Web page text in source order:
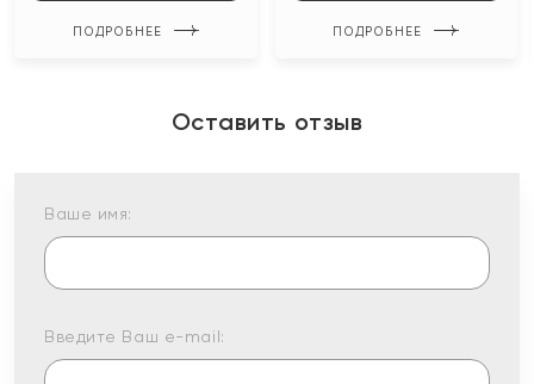
ПОДРОБНЕЕ ПОДРОБНЕЕ
Оставить отзыв
Ваше имя:
Введите Ваш e-mail: